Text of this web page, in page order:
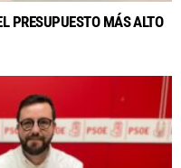
PRESUPUESTO MÁS ALTO